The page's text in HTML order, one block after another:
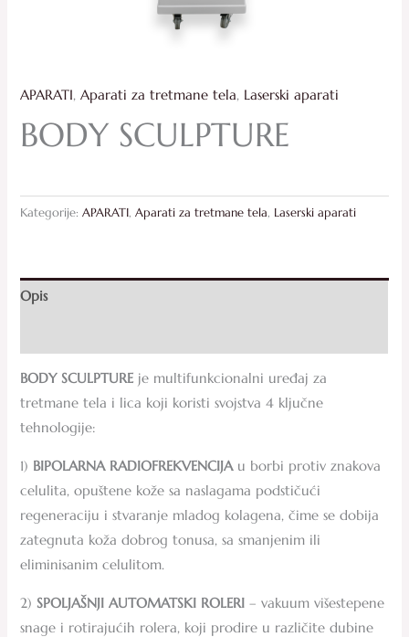
APARATI,Aparati za tretmane tela, Laserski aparati
BODY SCULPTURE
Kategorije:APARATI,Aparati za tretmane tela, Laserski aparati
Opis
BODY SCULPTURE je multifunkcionalni uređaj za
tretmane tela i lica koji koristi svojstva 4 ključne
tehnologije:
1) BIPOLARNA RADIOFREKVENCIJAu borbi protiv znakova
celulita, opuštene kože sa naslagama podstičući
regeneraciju i stvaranje mladog kolagena, čime se dobija
zategnuta koža dobrog tonusa, sa smanjenim ili
eliminisanim celulitom.
2) SPOLJAŠNJI AUTOMATSKI ROLERI– vakuum višestepene
snage i rotirajućih rolera, koji prodire u različite dubine